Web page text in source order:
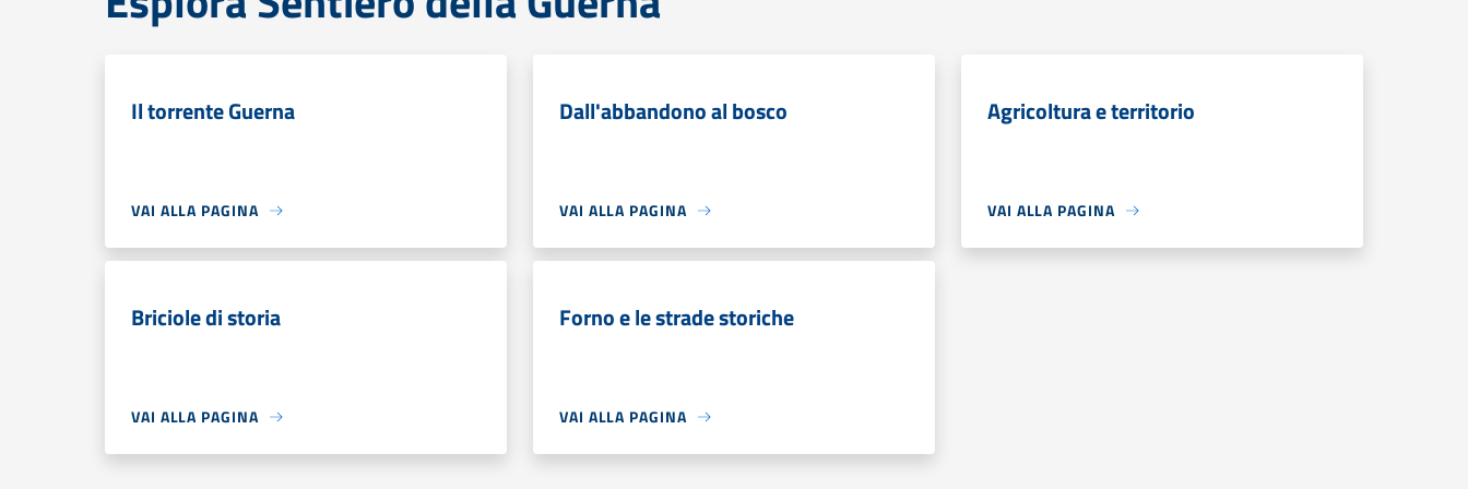
Il torrente Guerna
VAI ALLA PAGINA
Dall'abbandono al bosco
VAI ALLA PAGINA
Agricoltura e territorio
VAI ALLA PAGINA
Briciole di storia
VAI ALLA PAGINA
Forno e le strade storiche
VAI ALLA PAGINA